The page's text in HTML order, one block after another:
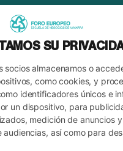
SU
socios almacenamos o
como cookies, y
identificadores únicos e
un dispositivo, para
medición de anuncios
audiencias, así como para